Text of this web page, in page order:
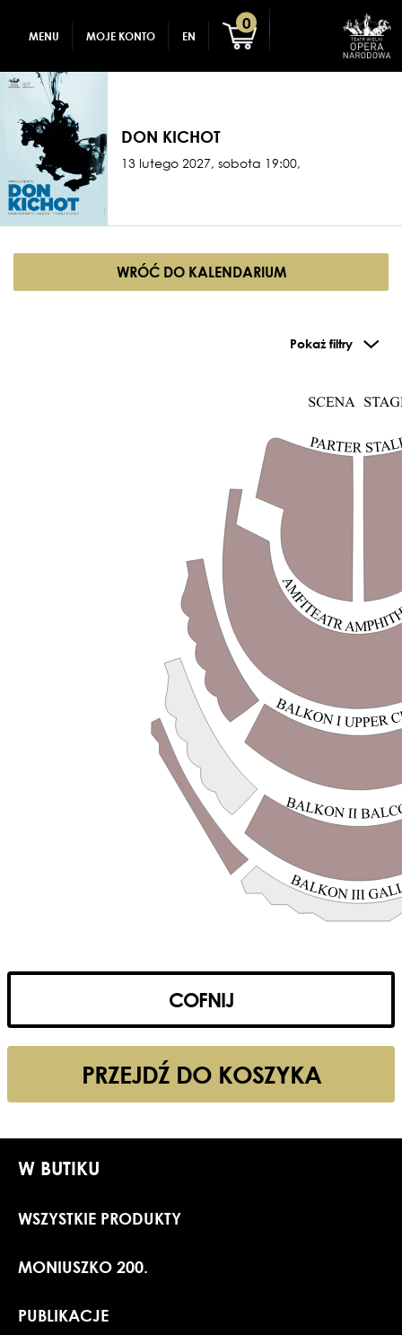
MENU MOJE KONTO EN
0
DLA DZIECI
ZALOGUJ
DON KICHOT
13 lutego 2027, sobota 19:00,
WRÓĆ DO KALENDARIUM
Pokaż filtry
COFNIJ
PRZEJDŹ DO KOSZYKA
W BUTIKU
WSZYSTKIE PRODUKTY
MONIUSZKO 200.
PUBLIKACJE